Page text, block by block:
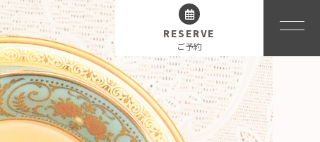
RESERVE
ご予約